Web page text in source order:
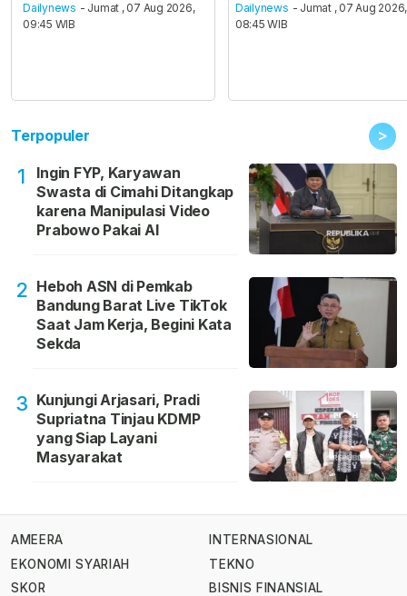
Dailynews - Jumat , 07 Aug 2026,
09:45 WIB
Dailynews - Jumat , 07 Aug 2026,
08:45 WIB
Terpopuler >
1
Ingin FYP, Karyawan
Swasta di Cimahi Ditangkap
karena Manipulasi Video
Prabowo Pakai AI
2 Heboh ASN di Pemkab
Bandung Barat Live TikTok
Saat Jam Kerja, Begini Kata
Sekda
3 Kunjungi Arjasari, Pradi
Supriatna Tinjau KDMP
yang Siap Layani
Masyarakat
AMEERA
EKONOMI SYARIAH
SKOR
INTERNASIONAL
TEKNO
BISNIS FINANSIAL